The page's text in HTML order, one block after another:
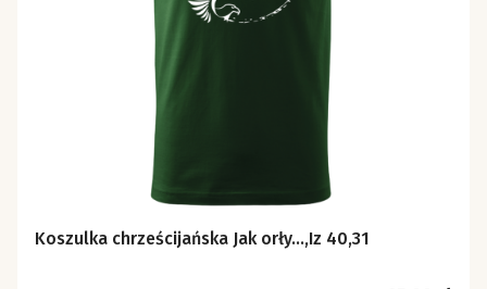
Koszulka chrześcijańska Jak orły...,Iz 40,31